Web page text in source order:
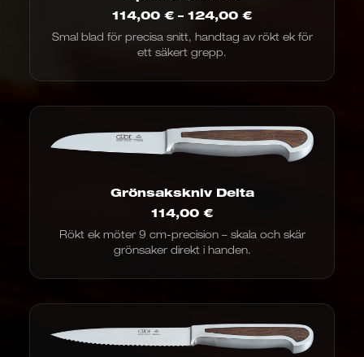
114,00 € – 124,00 €Prisintervall:
€
€
Smal blad för precisa snitt, handtag av rökt ek för
ett säkert grepp.
Grönsakskniv Delta
114,00 €
Rökt ek möter 9 cm-precision – skala och skär
grönsaker direkt i handen.